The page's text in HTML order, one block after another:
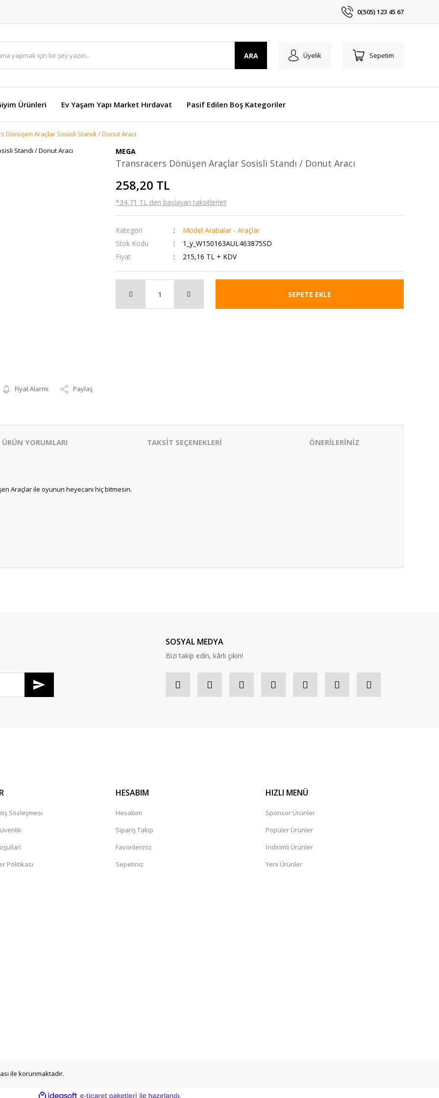
0(505) 123 45 67
ARA Üyelik Sepetim
Ürünleri Ev Yaşam Yapı Market Hırdavat Pasif Edilen Boş Kategoriler
Dönüşen Araçlar Sosisli Standı / Donut Aracı
Fiyat Alarmı Paylaş
MEGA
Transracers Dönüşen Araçlar Sosisli Standı / Donut Aracı
258,20 TL
*34,71 TL den başlayan taksitlerle!!
Kategori
Model Arabalar - Araçlar
Stok Kodu
1_y_W150163AUL463875SD
Fiyat
215,16 TL + KDV
SEPETE EKLE
ÜRÜN YORUMLARI TAKSİT SEÇENEKLERİ ÖNERİLERİNİZ
Araçlar ile oyunun heyecanı hiç bitmesin.
SOSYAL MEDYA
Bizi takip edin, kârlı çıkın!
Sözleşmesi
Politikası
HESABIM
Hesabım
Sipariş Takip
Favorileriniz
Sepetiniz
HIZLI MENÜ
Sponsor Ürünler
Popüler Ürünler
İndirimli Ürünler
Yeni Ürünler
ile korunmaktadır.
ideasoft e-